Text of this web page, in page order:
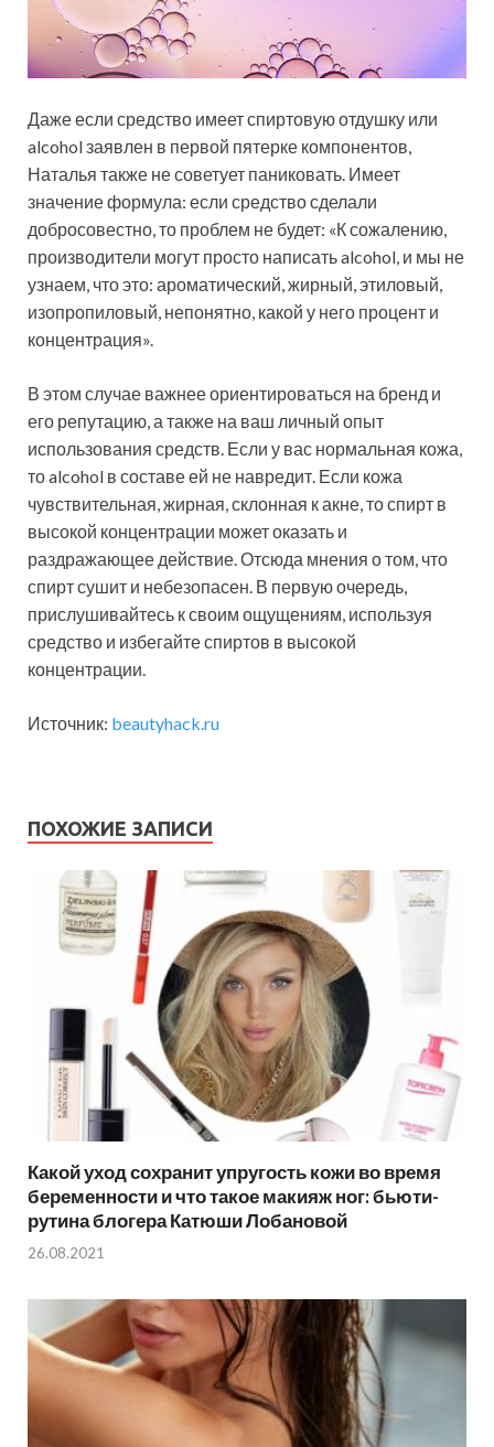
Даже если средство имеет спиртовую отдушку или
alcohol заявлен в первой пятерке компонентов,
Наталья также не советует паниковать. Имеет
значение формула: если средство сделали
добросовестно, то проблем не будет: «К сожалению,
производители могут просто написать alcohol, и мы не
узнаем, что это: ароматический, жирный, этиловый,
изопропиловый, непонятно, какой у него процент и
концентрация».
В этом случае важнее ориентироваться на бренд и
его репутацию, а также на ваш личный опыт
использования средств. Если у вас нормальная кожа,
то alcohol в составе ей не навредит. Если кожа
чувствительная, жирная, склонная к акне, то спирт в
высокой концентрации может оказать и
раздражающее действие. Отсюда мнения о том, что
спирт сушит и небезопасен. В первую очередь,
прислушивайтесь к своим ощущениям, используя
средство и избегайте спиртов в высокой
концентрации.
Источник: beautyhack.ru
ПОХОЖИЕ ЗАПИСИ
Какой уход сохранит упругость кожи во время
беременности и что такое макияж ног: бьюти-
рутина блогера Катюши Лобановой
26.08.2021